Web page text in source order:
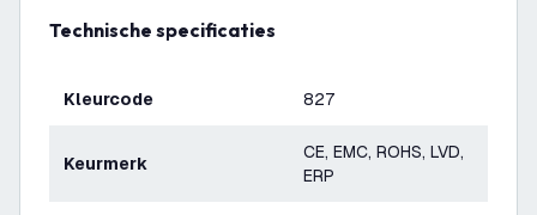
Technische specificaties
Kleurcode 827
Keurmerk
CE, EMC, ROHS, LVD,
ERP